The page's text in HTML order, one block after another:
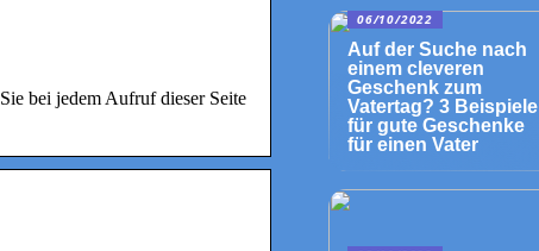
bei jedem Aufruf dieser Seite
06/10/2022
Auf der Suche nach
einem cleveren
Geschenk zum
Vatertag? 3 Beispiele
für gute Geschenke
für einen Vater